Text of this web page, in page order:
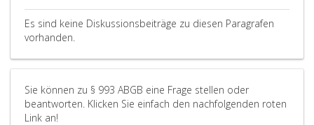
Es sind keine Diskussionsbeiträge zu diesen Paragrafen
vorhanden.
Sie können zu § 993 ABGB eine Frage stellen oder
beantworten. Klicken Sie einfach den nachfolgenden roten
Link an!